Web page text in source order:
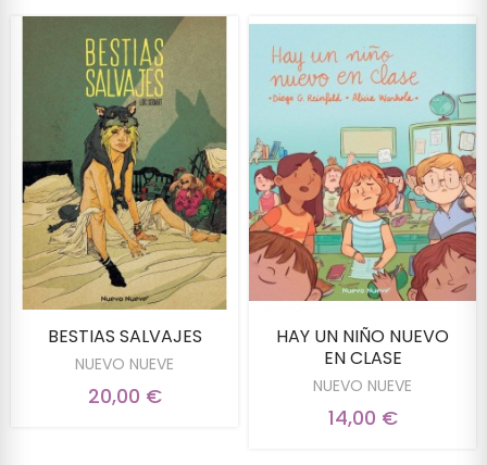
BESTIAS SALVAJES
NUEVO NUEVE
20,00 €
HAY UN NIÑO NUEVO
EN CLASE
NUEVO NUEVE
14,00 €